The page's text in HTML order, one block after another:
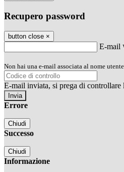
Recupero password
button close ×
E-mail
Non hai una e-mail associata al nome
E-mail inviata, si prega di controllare
Errore
Chiudi
Successo
Chiudi
Informazione